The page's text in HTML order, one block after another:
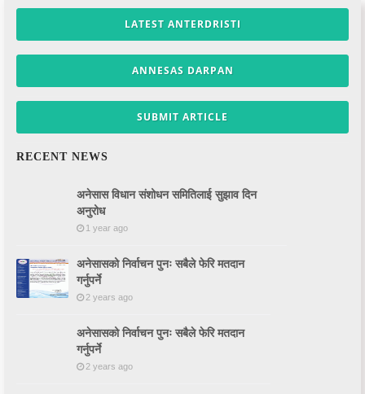
LATEST ANTERDRISTI
ANNESAS DARPAN
SUBMIT ARTICLE
RECENT NEWS
अनेसास विधान संशोधन समितिलाई सुझाव दिन
अनुरोध
1 year ago
अनेसासको निर्वाचन पुनः सबैले फेरि मतदान
गर्नुपर्ने
2 years ago
अनेसासको निर्वाचन पुनः सबैले फेरि मतदान
गर्नुपर्ने
2 years ago